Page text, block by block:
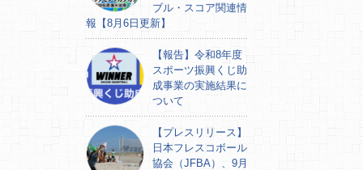
ブル・スコア関連情
報【8月6日更新】
【報告】令和8年度
スポーツ振興くじ助
成事業の実施結果に
ついて
【プレスリリース】
日本フレスコボール
協会（JFBA）、9月